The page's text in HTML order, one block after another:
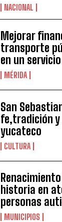
NACIONAL
Mejorar
transporte
en un
MÉRIDA
San
fe,tradición
yucateco
CULTURA
historia en
personas
MUNICIPIOS